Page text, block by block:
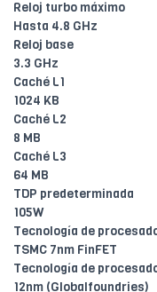
Reloj turbo máximo
Hasta 4.8 GHz
Reloj base
3.3 GHz
Caché L1
1024 KB
Caché L2
8 MB
Caché L3
64 MB
TDP predeterminada
105W
Tecnología de
TSMC 7nm FinFET
Tecnología de
12nm (Globalfoundries)